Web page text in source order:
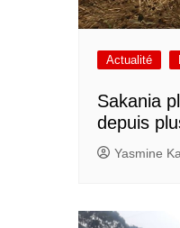
Actualité
Sakania
depuis
Yasmine